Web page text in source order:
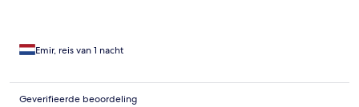
Emir, reis van 1 nacht
Geverifieerde beoordeling